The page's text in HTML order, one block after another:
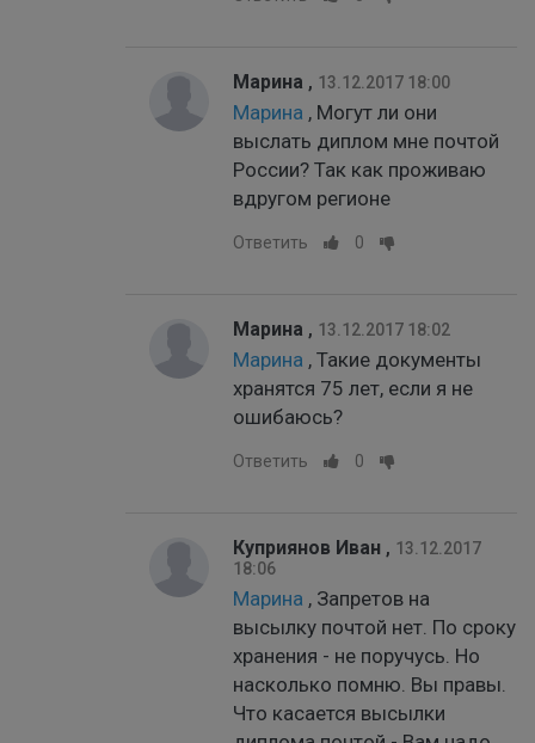
Марина , 13.12.2017 18:00
Марина , Могут ли они
выслать диплом мне почтой
России? Так как проживаю
вдругом регионе
Ответить 0
Марина , 13.12.2017 18:02
Марина , Такие документы
хранятся 75 лет, если я не
ошибаюсь?
Ответить 0
Куприянов Иван , 13.12.2017
18:06
Марина , Запретов на
высылку почтой нет. По сроку
хранения - не поручусь. Но
насколько помню. Вы правы.
Что касается высылки